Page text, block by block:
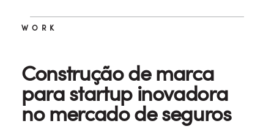
WORK
Construção de marca
para startup inovadora
no mercado de seguros